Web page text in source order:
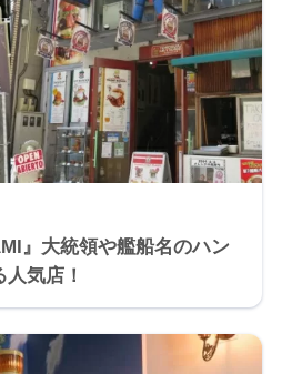
』大統領や艦船名のハン
気店！